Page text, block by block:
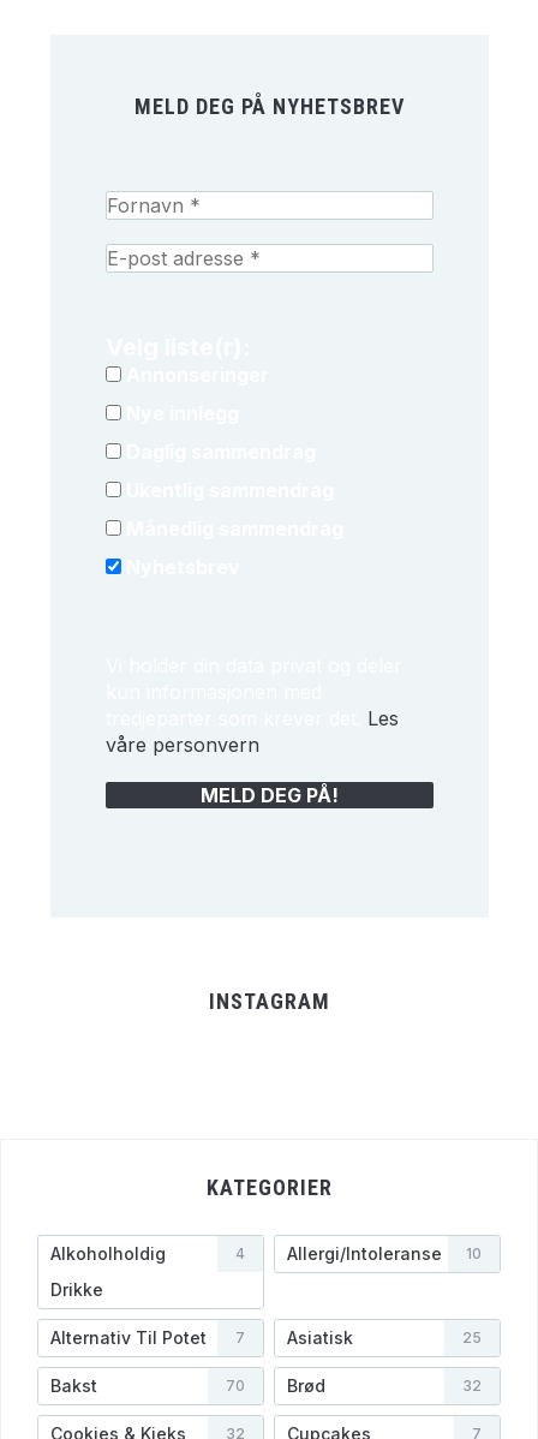
MELD DEG PÅ NYHETSBREV
Annonseringer
Nye innlegg
Daglig sammendrag
Ukentlig sammendrag
Månedlig sammendrag
Nyhetsbrev
Les
våre personvern
INSTAGRAM
KATEGORIER
Alkoholholdig
Drikke
4 Allergi/Intoleranse 10
Alternativ Til Potet 7 Asiatisk 25
Bakst 70 Brød 32
Cookies & Kjeks 32 Cupcakes 7